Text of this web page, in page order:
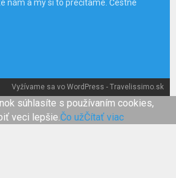
nám a my si to prečítame. Čestné
Vyžívame sa vo WordPress - Travelissimo.sk
súhlasíte s používaním cookies,
veci lepšie.Čo užČítať viac